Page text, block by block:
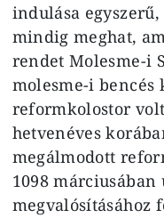
indulása
mindig meghat,
rendet Molesme-i
molesme-i bencés
reformkolostor
hetvenéves
megálmodott
1098
megvalósításához